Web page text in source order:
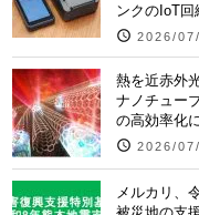
ンクのIoT回
2026/
熱を近赤外
ナノチュー
の高効率化
2026/
メルカリ、